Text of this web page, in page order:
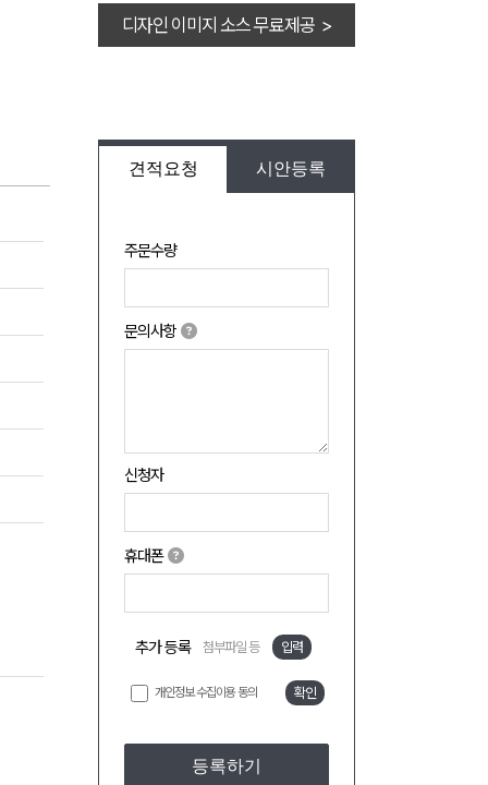
디자인 이미지 소스 무료제공 >
견적요청 시안등록
주문수량
문의사항
신청자
휴대폰
추가 등록 첨부파일 등 입력
개인정보 수집이용 동의 확인
등록하기